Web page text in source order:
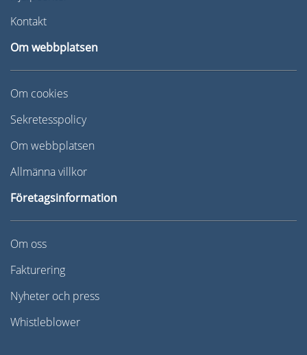
Kontakt
Om webbplatsen
Om cookies
Sekretesspolicy
Om webbplatsen
Allmänna villkor
Företagsinformation
Om oss
Fakturering
Nyheter och press
Whistleblower